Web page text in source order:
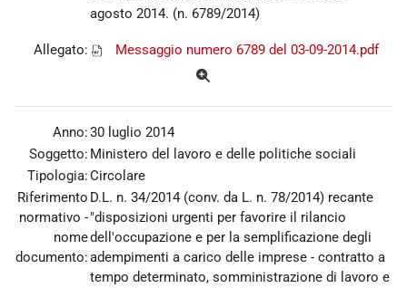
agosto 2014. (n. 6789/2014)
Allegato: Messaggio numero 6789 del 03-09-2014.pdf
Anno:30 luglio 2014
Soggetto: Ministero del lavoro e delle politiche sociali
Tipologia:Circolare
Riferimento
normativo -
nome
documento:
D.L. n. 34/2014 (conv. da L. n. 78/2014) recante
"disposizioni urgenti per favorire il rilancio
dell'occupazione e per la semplificazione degli
adempimenti a carico delle imprese - contratto a
tempo determinato, somministrazione di lavoro e